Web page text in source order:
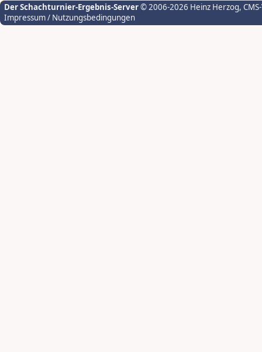
Der Schachturnier-Ergebnis-Server© 2006-2026 Heinz Herzog,
Impressum / Nutzungsbedingungen